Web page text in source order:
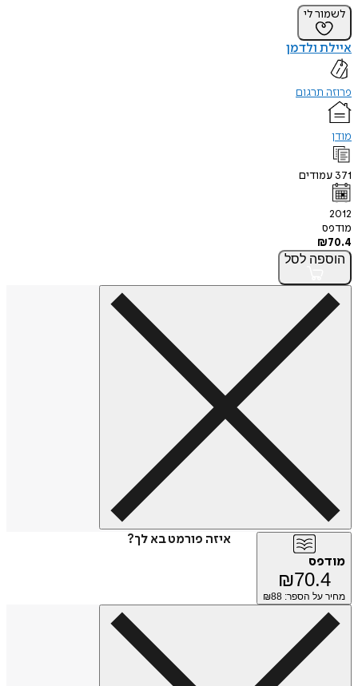
לשמור לי
איילת ולדמן
פרוזה תרגום
מודן
371 עמודים
2012
מודפס
₪70.4
הוספה לסל
איזה פורמט בא לך?
מודפס
₪70.4
מחיר על הספר: ₪ 88